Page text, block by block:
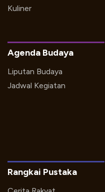
Kuliner
Agenda Budaya
Liputan Budaya
Jadwal Kegiatan
Rangkai Pustaka